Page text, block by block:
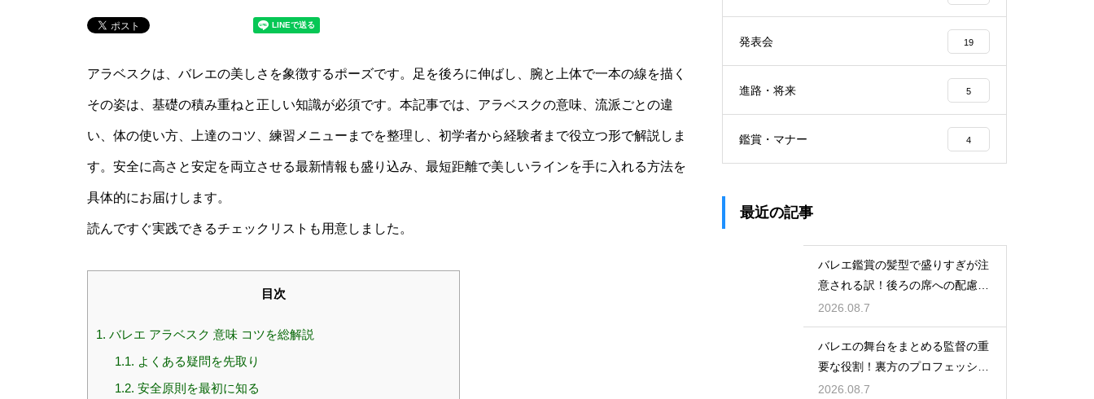
アラベスクは、バレエの美しさを象徴するポーズです。足を後ろに伸ばし、腕と上体で一本の線を描く
その姿は、基礎の積み重ねと正しい知識が必須です。本記事では、アラベスクの意味、流派ごとの違
い、体の使い方、上達のコツ、練習メニューまでを整理し、初学者から経験者まで役立つ形で解説しま
す。安全に高さと安定を両立させる最新情報も盛り込み、最短距離で美しいラインを手に入れる方法を
具体的にお届けします。
読んですぐ実践できるチェックリストも用意しました。
目次
1. バレエ アラベスク 意味 コツを総解説
1.1. よくある疑問を先取り
1.2. 安全原則を最初に知る
発表会 19
進路・将来 5
鑑賞・マナー 4
最近の記事
バレエ鑑賞の髪型で盛りすぎが注
意される訳！後ろの席への配慮と
は
2026.08.7
バレエの舞台をまとめる監督の重
要な役割！裏方のプロフェッショ
ナル
2026.08.7